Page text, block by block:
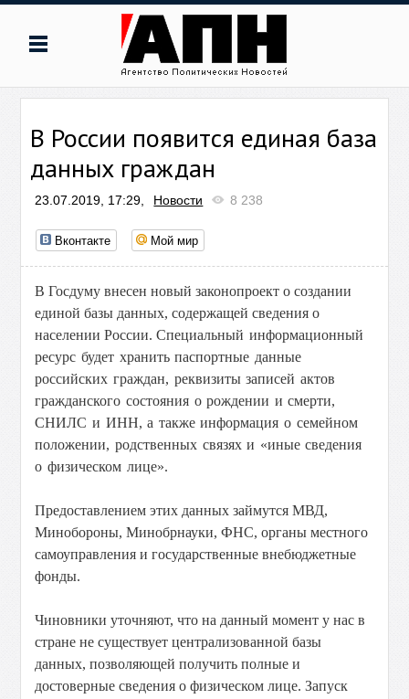
В России появится единая база
данных граждан
23.07.2019, 17:29, Новости 8 238
Вконтакте Мой мир
В Госдуму внесен новый законопроект о создании
единой базы данных, содержащей сведения о
населении России.Специальный информационный
ресурс будет хранить паспортные данные
российских граждан, реквизиты записей актов
гражданского состояния о рождении и смерти,
СНИЛС и ИНН, а также информация о семейном
положении, родственных связях и «иные сведения
о физическом лице».
Предоставлением этих данных займутся МВД,
Минобороны, Минобрнауки, ФНС, органы местного
самоуправления и государственные внебюджетные
фонды.
Чиновники уточняют, что на данный момент у нас в
стране не существует централизованной базы
данных, позволяющей получить полные и
достоверные сведения о физическом лице.Запуск